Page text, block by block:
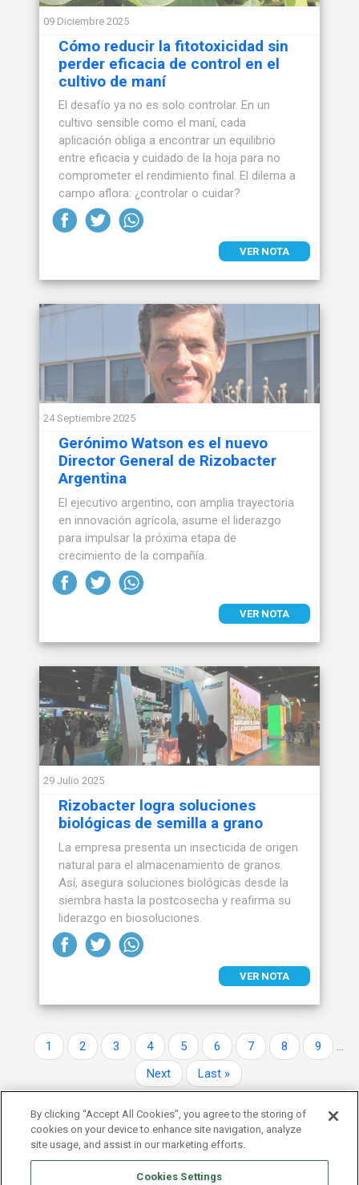
09 Diciembre 2025
Cómo reducir la fitotoxicidad sin
perder eficacia de control en el
cultivo de maní
El desafío ya no es solo controlar. En un
cultivo sensible como el maní, cada
aplicación obliga a encontrar un equilibrio
entre eficacia y cuidado de la hoja para no
comprometer el rendimiento final. El dilema a
campo aflora: ¿controlar o cuidar?
VER NOTA
24 Septiembre 2025
Gerónimo Watson es el nuevo
Director General de Rizobacter
Argentina
El ejecutivo argentino, con amplia trayectoria
en innovación agrícola, asume el liderazgo
para impulsar la próxima etapa de
crecimiento de la compañía.
VER NOTA
29 Julio 2025
Rizobacter logra soluciones
biológicas de semilla a grano
La empresa presenta un insecticida de origen
natural para el almacenamiento de granos.
Así, asegura soluciones biológicas desde la
siembra hasta la postcosecha y reafirma su
liderazgo en biosoluciones.
VER NOTA
Paginación
Página
1 Página
2 Página
3 Página
4 Página
5 Página
6 Página
7 Página
8 Página
9
…
Siguiente página
Next Última página
Last »
By clicking “Accept All Cookies”, you agree to the storing of
cookies on your device to enhance site navigation, analyze
site usage, and assist in our marketing efforts.
Cookies Settings